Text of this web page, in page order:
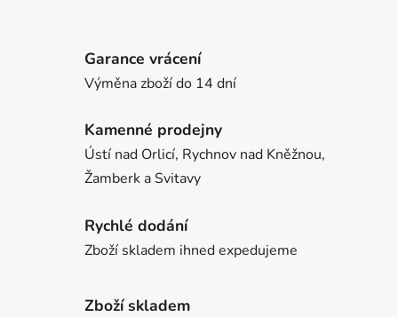
Garance vrácení
Výměna zboží do 14 dní
Kamenné prodejny
Ústí nad Orlicí, Rychnov nad Kněžnou,
Žamberk a Svitavy
Rychlé dodání
Zboží skladem ihned expedujeme
Zboží skladem